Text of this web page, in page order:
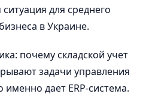
для среднего
в Украине.
почему складской учет
задачи управления
дает ERP-система.